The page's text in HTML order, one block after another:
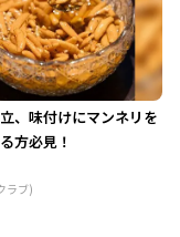
、味付けにマンネリを
方必見！
ラブ)